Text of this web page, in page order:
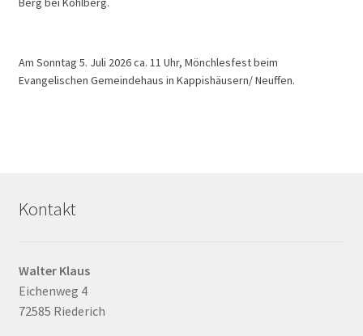
Am Sonntag 5. Juli 2026 ca. 11 Uhr, Mönchlesfest beim
Evangelischen Gemeindehaus in Kappishäusern/ Neuffen.
Kontakt
Walter Klaus
Eichenweg 4
72585 Riederich